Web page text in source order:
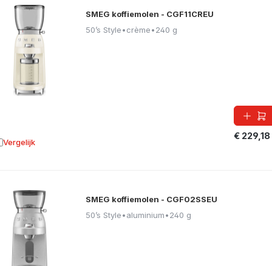
SMEG koffiemolen - CGF11CREU
50’s Style•crème•240 g
€ 229,18
Vergelijk aan vergelijking
SMEG koffiemolen - CGF02SSEU
50’s Style•aluminium•240 g